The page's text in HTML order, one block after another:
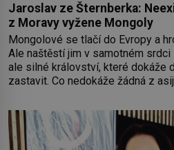
Jaroslav ze Šternberka:
z Moravy vyžene Mongoly
Mongolové se tlačí do Evropy a
Ale naštěstí jim v samotném
ale silné království, které dokáže
zastavit. Co nedokáže žádná z
od roku 1223 postupují podél
moře,